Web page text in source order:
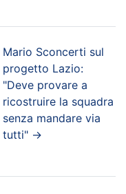
Mario Sconcerti sul
progetto Lazio:
"Deve provare a
ricostruire la squadra
senza mandare via
tutti" →